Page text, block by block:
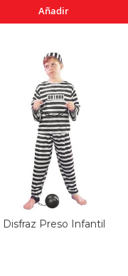
Añadir
Disfraz Preso Infantil